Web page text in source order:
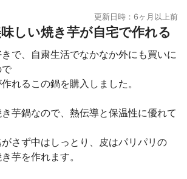
更新日時：6ヶ月以上前
しい焼き芋が自宅で作れる
で、自粛生活でなかなか外にも買いに
れるこの鍋を購入しました。
芋鍋なので、熱伝導と保温性に優れて
さず中はしっとり、皮はパリパリの
芋を作れます。